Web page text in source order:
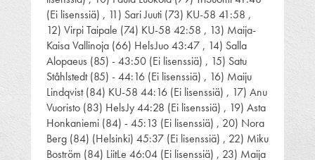
(Ei lisenssiä) , 11) Sari Juuti (73) KU-58 41:58 ,
12) Virpi Taipale (74) KU-58 42:58 , 13) Maija-
Kaisa Vallinoja (66) HelsJuo 43:47 , 14) Salla
Alopaeus (85) - 43:50 (Ei lisenssiä) , 15) Satu
Ståhlstedt (85) - 44:16 (Ei lisenssiä) , 16) Maiju
Lindqvist (84) KU-58 44:16 (Ei lisenssiä) , 17) Anu
Vuoristo (83) HelsJy 44:28 (Ei lisenssiä) , 19) Asta
Honkaniemi (84) - 45:13 (Ei lisenssiä) , 20) Nora
Berg (84) (Helsinki) 45:37 (Ei lisenssiä) , 22) Miku
Boström (84) LiitLe 46:04 (Ei lisenssiä) , 23) Maija